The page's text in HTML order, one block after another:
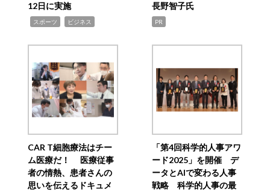
12日に実施
スポーツ ビジネス
長野智子氏
PR
CAR T細胞療法はチー
ム医療だ！ 医療従事
者の情熱、患者さんの
思いを伝えるドキュメ
「第4回科学的人事アワ
ード2025」を開催 デ
ータとAIで変わる人事
戦略 科学的人事の最